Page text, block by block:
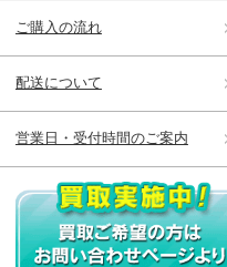
ご購入の流れ
配送について
営業日・受付時間のご案内